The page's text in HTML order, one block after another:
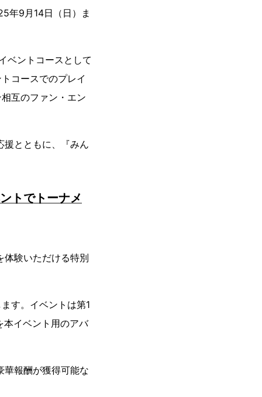
年9月14日（日）ま
ベントコースとして
コースでのプレイ
互のファン・エン
援とともに、『みん
トでトーナメ
体験いただける特別
す。イベントは第1
イベント用のアバ
華報酬が獲得可能な